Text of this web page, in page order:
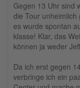
Gegen 13 Uhr sind
die Tour
es wurde spontan
klasse! Klar, das
können ja weder
Da ich erst gegen
verbringe ich ein